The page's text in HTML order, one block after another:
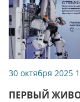
30 октября 2025
ПЕРВЫЙ